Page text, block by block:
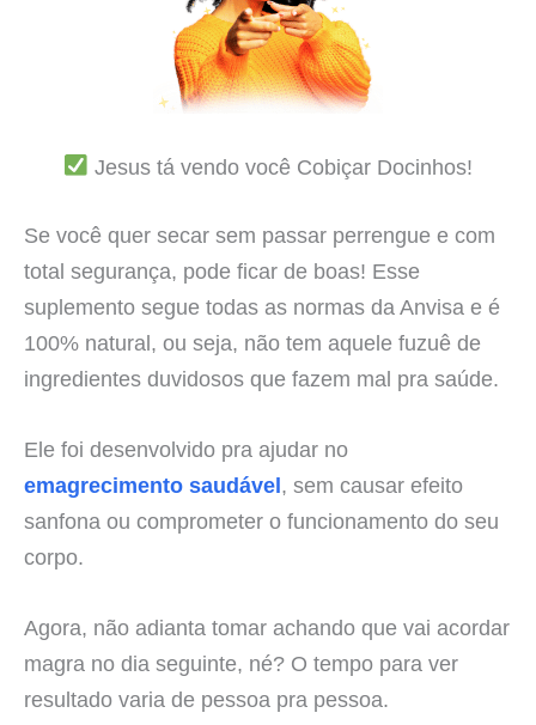
Jesus tá vendo você Cobiçar Docinhos!
Se você quer secar sem passar perrengue e com
total segurança, pode ficar de boas! Esse
suplemento segue todas as normas da Anvisa e é
100% natural, ou seja, não tem aquele fuzuê de
ingredientes duvidosos que fazem mal pra saúde.
Ele foi desenvolvido pra ajudar no
emagrecimento saudável, sem causar efeito
sanfona ou comprometer o funcionamento do seu
corpo.
Agora, não adianta tomar achando que vai acordar
magra no dia seguinte, né? O tempo para ver
resultado varia de pessoa pra pessoa.